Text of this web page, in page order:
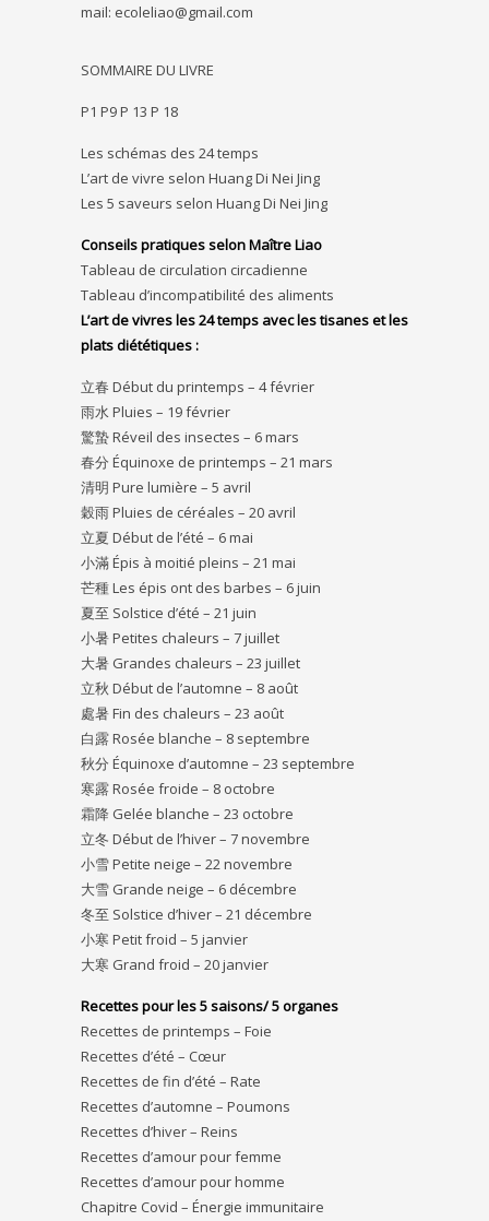
mail: ecoleliao@gmail.com
SOMMAIRE DU LIVRE
P1 P9 P 13 P 18
Les schémas des 24 temps
L’art de vivre selon Huang Di Nei Jing
Les 5 saveurs selon Huang Di Nei Jing
Conseils pratiques selon Maître Liao
Tableau de circulation circadienne
Tableau d’incompatibilité des aliments
L’art de vivres les 24 temps avec les tisanes et les
plats diététiques :
立春 Début du printemps – 4 février
雨水 Pluies – 19 février
驚蟄 Réveil des insectes – 6 mars
春分 Équinoxe de printemps – 21 mars
清明 Pure lumière – 5 avril
穀雨 Pluies de céréales – 20 avril
立夏 Début de l’été – 6 mai
小滿 Épis à moitié pleins – 21 mai
芒種 Les épis ont des barbes – 6 juin
夏至 Solstice d’été – 21 juin
小暑 Petites chaleurs – 7 juillet
大暑 Grandes chaleurs – 23 juillet
立秋 Début de l’automne – 8 août
處暑 Fin des chaleurs – 23 août
白露 Rosée blanche – 8 septembre
秋分 Équinoxe d’automne – 23 septembre
寒露 Rosée froide – 8 octobre
霜降 Gelée blanche – 23 octobre
立冬 Début de l’hiver – 7 novembre
小雪 Petite neige – 22 novembre
大雪 Grande neige – 6 décembre
冬至 Solstice d’hiver – 21 décembre
小寒 Petit froid – 5 janvier
大寒 Grand froid – 20 janvier
Recettes pour les 5 saisons/ 5 organes
Recettes de printemps – Foie
Recettes d’été – Cœur
Recettes de fin d’été – Rate
Recettes d’automne – Poumons
Recettes d’hiver – Reins
Recettes d’amour pour femme
Recettes d’amour pour homme
Chapitre Covid – Énergie immunitaire